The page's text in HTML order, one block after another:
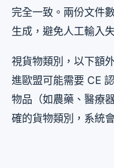
完全一致。兩份文件
生成，避免人工輸入
視貨物類別，以下額
進歐盟可能需要 CE
物品（如農藥、醫療
確的貨物類別，系統